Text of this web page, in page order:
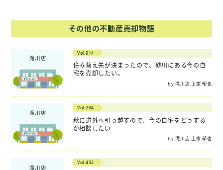
その他の不動産売却物語
Vol.914
住み替え先が決まったので、砂川にある今の自
宅を売却したい。
by 滝川店 上家 郁也
Vol.284
秋に道外へ引っ越すので、今の自宅をどうする
か相談したい
by 滝川店 上家 郁也
Vol.432